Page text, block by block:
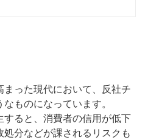
った現代において、反社チ
ものになっています。
ると、消費者の信用が低下
分などが課されるリスクも